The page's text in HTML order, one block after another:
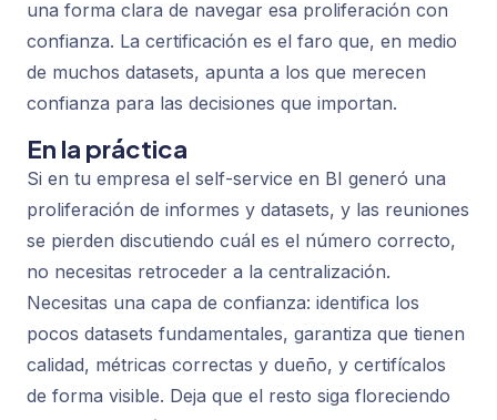
una forma clara de navegar esa proliferación con
confianza. La certificación es el faro que, en medio
de muchos datasets, apunta a los que merecen
confianza para las decisiones que importan.
En la práctica
Si en tu empresa el self-service en BI generó una
proliferación de informes y datasets, y las reuniones
se pierden discutiendo cuál es el número correcto,
no necesitas retroceder a la centralización.
Necesitas una capa de confianza: identifica los
pocos datasets fundamentales, garantiza que tienen
calidad, métricas correctas y dueño, y certifícalos
de forma visible. Deja que el resto siga floreciendo